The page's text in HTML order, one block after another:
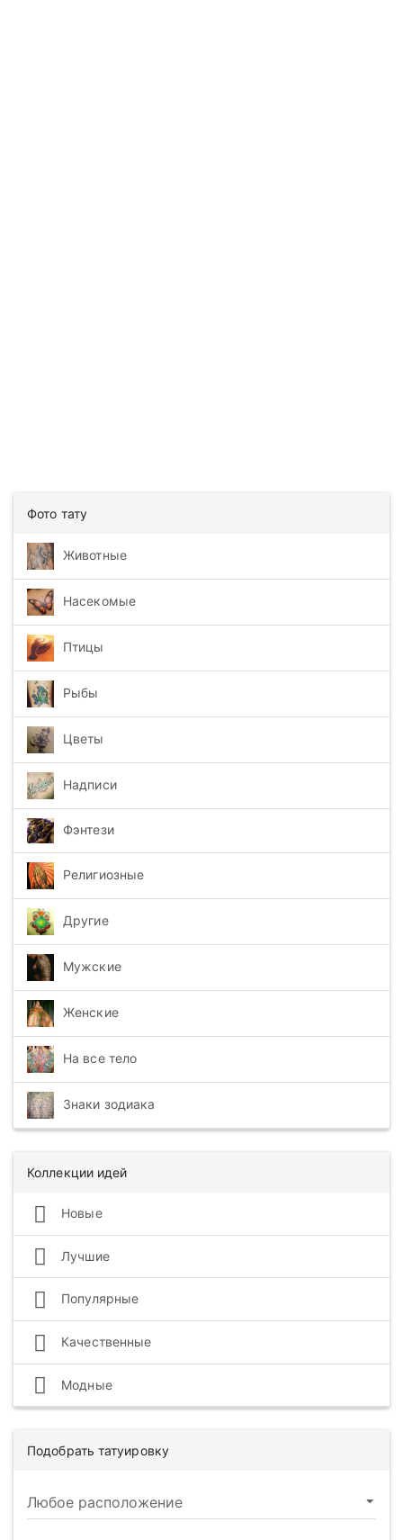
Фото тату
Животные
Насекомые
Птицы
Рыбы
Цветы
Надписи
Фэнтези
Религиозные
Другие
Мужские
Женские
На все тело
Знаки зодиака
Коллекции идей
Новые
Лучшие
Популярные
Качественные
Модные
Подобрать татуировку